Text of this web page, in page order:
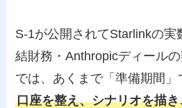
S-1が公開されてStarlinkの実
結財務・Anthropicディール
では、あくまで「準備期間」
口座を整え、シナリオを描